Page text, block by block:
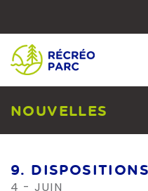
vers
bas
NOUVELLES
9.
4 - JUIN